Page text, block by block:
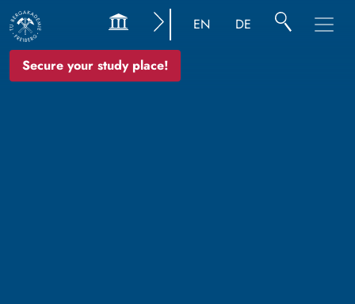
Secure your study place!
EN DE